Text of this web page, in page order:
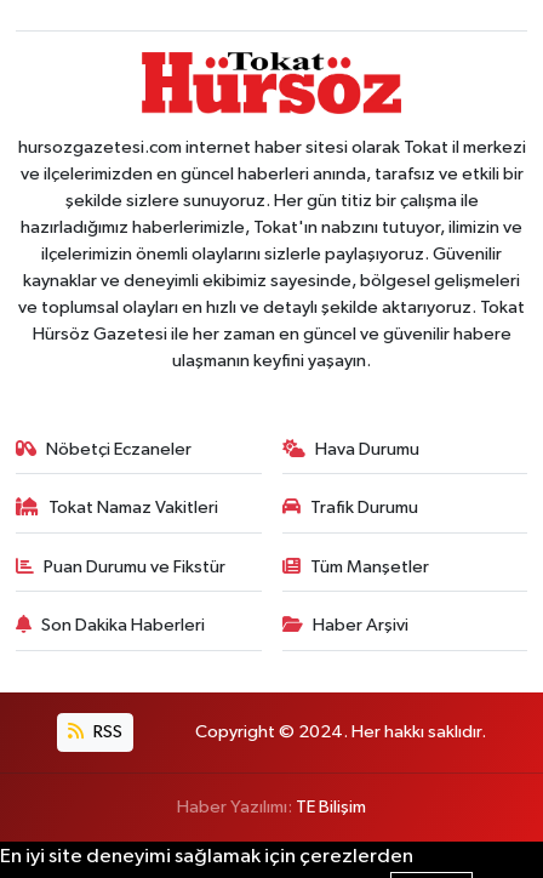
hursozgazetesi.com internet haber sitesi olarak Tokat il merkezi
ve ilçelerimizden en güncel haberleri anında, tarafsız ve etkili bir
şekilde sizlere sunuyoruz. Her gün titiz bir çalışma ile
hazırladığımız haberlerimizle, Tokat'ın nabzını tutuyor, ilimizin ve
ilçelerimizin önemli olaylarını sizlerle paylaşıyoruz. Güvenilir
kaynaklar ve deneyimli ekibimiz sayesinde, bölgesel gelişmeleri
ve toplumsal olayları en hızlı ve detaylı şekilde aktarıyoruz. Tokat
Hürsöz Gazetesi ile her zaman en güncel ve güvenilir habere
ulaşmanın keyfini yaşayın.
Nöbetçi Eczaneler Hava Durumu
Tokat Namaz Vakitleri Trafik Durumu
Puan Durumu ve Fikstür Tüm Manşetler
Son Dakika Haberleri Haber Arşivi
RSS Copyright © 2024. Her hakkı saklıdır.
Haber Yazılımı: TE Bilişim
En iyi site deneyimi sağlamak için çerezlerden